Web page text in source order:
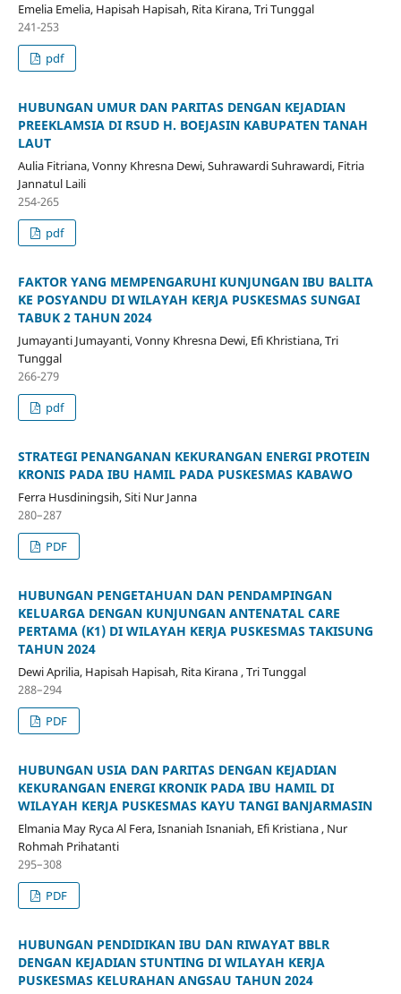
Emelia Emelia, Hapisah Hapisah, Rita Kirana, Tri Tunggal
241-253
pdf
HUBUNGAN UMUR DAN PARITAS DENGAN KEJADIAN
PREEKLAMSIA DI RSUD H. BOEJASIN KABUPATEN TANAH
LAUT
Aulia Fitriana, Vonny Khresna Dewi, Suhrawardi Suhrawardi, Fitria
Jannatul Laili
254-265
pdf
FAKTOR YANG MEMPENGARUHI KUNJUNGAN IBU BALITA
KE POSYANDU DI WILAYAH KERJA PUSKESMAS SUNGAI
TABUK 2 TAHUN 2024
Jumayanti Jumayanti, Vonny Khresna Dewi, Efi Khristiana, Tri
Tunggal
266-279
pdf
STRATEGI PENANGANAN KEKURANGAN ENERGI PROTEIN
KRONIS PADA IBU HAMIL PADA PUSKESMAS KABAWO
Ferra Husdiningsih, Siti Nur Janna
280–287
PDF
HUBUNGAN PENGETAHUAN DAN PENDAMPINGAN
KELUARGA DENGAN KUNJUNGAN ANTENATAL CARE
PERTAMA (K1) DI WILAYAH KERJA PUSKESMAS TAKISUNG
TAHUN 2024
Dewi Aprilia, Hapisah Hapisah, Rita Kirana , Tri Tunggal
288–294
PDF
HUBUNGAN USIA DAN PARITAS DENGAN KEJADIAN
KEKURANGAN ENERGI KRONIK PADA IBU HAMIL DI
WILAYAH KERJA PUSKESMAS KAYU TANGI BANJARMASIN
Elmania May Ryca Al Fera, Isnaniah Isnaniah, Efi Kristiana , Nur
Rohmah Prihatanti
295–308
PDF
HUBUNGAN PENDIDIKAN IBU DAN RIWAYAT BBLR
DENGAN KEJADIAN STUNTING DI WILAYAH KERJA
PUSKESMAS KELURAHAN ANGSAU TAHUN 2024